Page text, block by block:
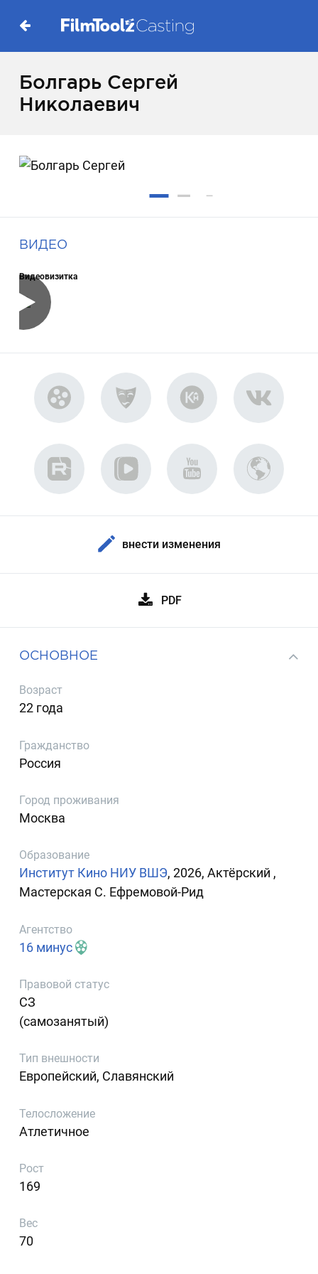
Болгарь Сергей
Николаевич
ВИДЕО
Видеовизитка
внести изменения
PDF
ОСНОВНОЕ
Возраст
22 года
Гражданство
Россия
Город проживания
Москва
Образование
Институт Кино НИУ ВШЭ, 2026, Актёрский ,
Мастерская С. Ефремовой-Рид
Агентство
16 минус
Правовой статус
СЗ
(самозанятый)
Тип внешности
Европейский, Славянский
Телосложение
Атлетичное
Рост
169
Вес
70